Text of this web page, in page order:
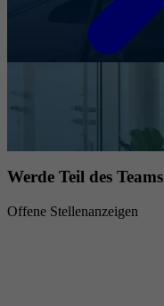
Werde Teil des Teams
Offene Stellenanzeigen